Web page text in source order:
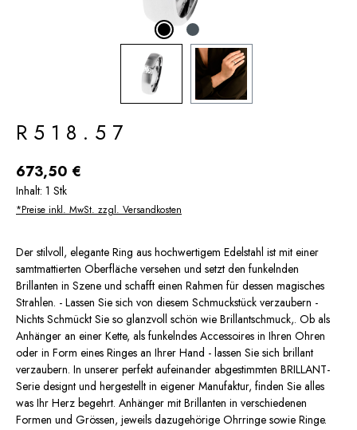
R518.57
Regulärer Preis:
673,50 €
Inhalt: 1 Stk
*Preise inkl. MwSt. zzgl. Versandkosten
Der stilvoll, elegante Ring aus hochwertigem Edelstahl ist mit einer
samtmattierten Oberfläche versehen und setzt den funkelnden
Brillanten in Szene und schafft einen Rahmen für dessen magisches
Strahlen. - Lassen Sie sich von diesem Schmuckstück verzaubern -
Nichts Schmückt Sie so glanzvoll schön wie Brillantschmuck,. Ob als
Anhänger an einer Kette, als funkelndes Accessoires in Ihren Ohren
oder in Form eines Ringes an Ihrer Hand - lassen Sie sich brillant
verzaubern. In unserer perfekt aufeinander abgestimmten BRILLANT-
Serie designt und hergestellt in eigener Manufaktur, finden Sie alles
was Ihr Herz begehrt. Anhänger mit Brillanten in verschiedenen
Formen und Grössen, jeweils dazugehörige Ohrringe sowie Ringe.